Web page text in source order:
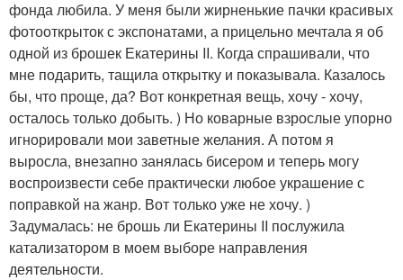
фонда любила. У меня были жирненькие пачки красивых
фотооткрыток с экспонатами, а прицельно мечтала я об
одной из брошек Екатерины II. Когда спрашивали, что
мне подарить, тащила открытку и показывала. Казалось
бы, что проще, да? Вот конкретная вещь, хочу - хочу,
осталось только добыть. ) Но коварные взрослые упорно
игнорировали мои заветные желания. А потом я
выросла, внезапно занялась бисером и теперь могу
воспроизвести себе практически любое украшение с
поправкой на жанр. Вот только уже не хочу. )
Задумалась: не брошь ли Екатерины II послужила
катализатором в моем выборе направления
деятельности.